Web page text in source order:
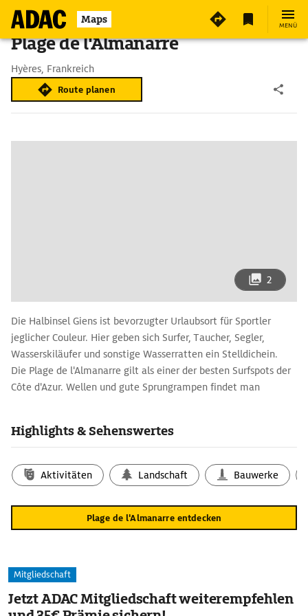
Maps MENÜ
Plage de l'Almanarre
Hyères, Frankreich
Route planen
2
Die Halbinsel Giens ist bevorzugter Urlaubsort für Sportler
jeglicher Couleur. Hier geben sich Surfer, Taucher, Segler,
Wasserskiläufer und sonstige Wasserratten ein Stelldichein.
Die Plage de l'Almanarre gilt als einer der besten Surfspots der
Côte d'Azur. Wellen und gute Sprungrampen findet man
Sandbank und wirft bei guten Bedingungen schon mal bis zu
Highlights & Sehenswertes
Aktivitäten Landschaft Bauwerke
Plage de l'Almanarre entdecken
Mitgliedschaft
Jetzt ADAC Mitgliedschaft weiterempfehlen